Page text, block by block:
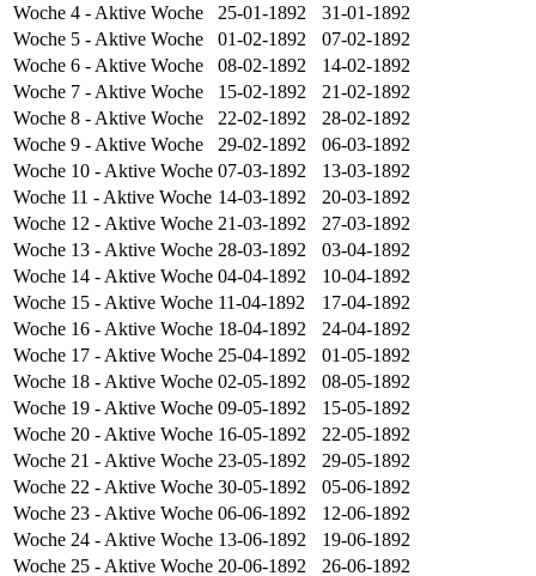
Woche 4 - Aktive Woche 25-01-1892
31-01-1892
Woche 5 - Aktive Woche 01-02-1892
07-02-1892
Woche 6 - Aktive Woche 08-02-1892
14-02-1892
Woche 7 - Aktive Woche 15-02-1892
21-02-1892
Woche 8 - Aktive Woche 22-02-1892
28-02-1892
Woche 9 - Aktive Woche 29-02-1892
06-03-1892
Woche 10 - Aktive Woche 07-03-1892
13-03-1892
Woche 11 - Aktive Woche 14-03-1892
20-03-1892
Woche 12 - Aktive Woche 21-03-1892
27-03-1892
Woche 13 - Aktive Woche 28-03-1892
03-04-1892
Woche 14 - Aktive Woche 04-04-1892
10-04-1892
Woche 15 - Aktive Woche 11-04-1892
17-04-1892
Woche 16 - Aktive Woche 18-04-1892
24-04-1892
Woche 17 - Aktive Woche 25-04-1892
01-05-1892
Woche 18 - Aktive Woche 02-05-1892
08-05-1892
Woche 19 - Aktive Woche 09-05-1892
15-05-1892
Woche 20 - Aktive Woche 16-05-1892
22-05-1892
Woche 21 - Aktive Woche 23-05-1892
29-05-1892
Woche 22 - Aktive Woche 30-05-1892
05-06-1892
Woche 23 - Aktive Woche 06-06-1892
12-06-1892
Woche 24 - Aktive Woche 13-06-1892
19-06-1892
Woche 25 - Aktive Woche 20-06-1892
26-06-1892